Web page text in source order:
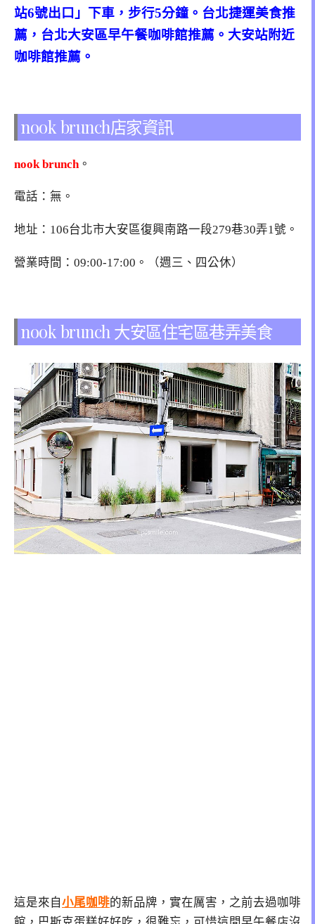
站6號出口」下車，步行5分鐘。台北捷運美食推
薦，台北大安區早午餐咖啡館推薦。大安站附近
咖啡館推薦。
nook brunch店家資訊
nook brunch 。
電話：無。
地址： 106台北市大安區復興南路一段279巷30弄1號 。
營業時間：09:00-17:00。（週三、四公休）
nook brunch 大安區住宅區巷弄美食
這是來自小尾咖啡的新品牌，實在厲害，之前去過咖啡